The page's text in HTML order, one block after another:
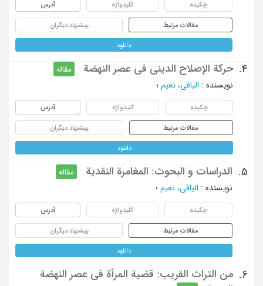
چکیده کلیدواژه آدرس
مقالات مرتبط پیشنهاد دیگران
دانلود
4. حرکة الإصلاح الدینی فی عصر النهضة
مقاله
نویسنده : الیافی، نعیم ؛
چکیده کلیدواژه آدرس
مقالات مرتبط پیشنهاد دیگران
دانلود
5. الدراسات و البحوث: المغامرة النقدیة
مقاله
نویسنده : الیافی، نعیم ؛
چکیده کلیدواژه آدرس
مقالات مرتبط پیشنهاد دیگران
دانلود
6.
من التراث القریب: قضیة المرأة فی عصر النهضة